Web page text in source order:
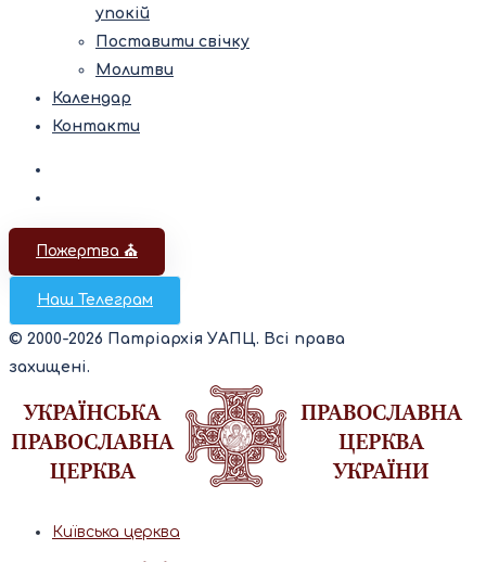
упокій
Поставити свічку
Молитви
Календар
Контакти
Пожертва ⛪️
Наш Телеграм
© 2000-2026 Патріархія УАПЦ. Всі права
захищені.
Київська церква